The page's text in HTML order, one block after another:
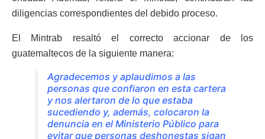
diligencias correspondientes del debido proceso.
El Mintrab resaltó el correcto accionar de los
guatemaltecos de la siguiente manera:
Agradecemos y aplaudimos a las
personas que confiaron en esta cartera
y nos alertaron de lo que estaba
sucediendo y, además, colocaron la
denuncia en el Ministerio Público para
evitar que personas deshonestas sigan